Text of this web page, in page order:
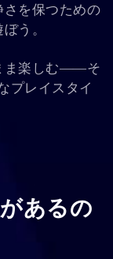
さを保つための
う。
ま楽しむ――そ
プレイスタイ
あるの